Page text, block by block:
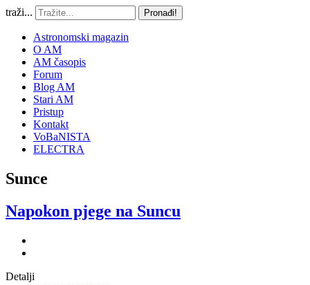
traži... Pronađi!
Astronomski magazin
O AM
AM časopis
Forum
Blog AM
Stari AM
Pristup
Kontakt
VoBaNISTA
ELECTRA
Sunce
Napokon pjege na Suncu
Detalji